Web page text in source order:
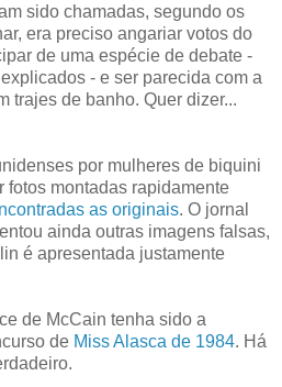
sido chamadas, segundo os
era preciso angariar votos do
de uma espécie de debate -
- e ser parecida com a
trajes de banho. Quer dizer...
por mulheres de biquini
fotos montadas rapidamente
as originais. O jornal
ainda outras imagens falsas,
é apresentada justamente
de McCain tenha sido a
de Miss Alasca de 1984. Há